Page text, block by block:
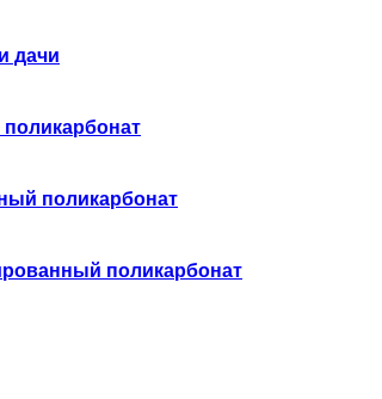
дачи
поликарбонат
поликарбонат
— доборный элемент отделки зданий,